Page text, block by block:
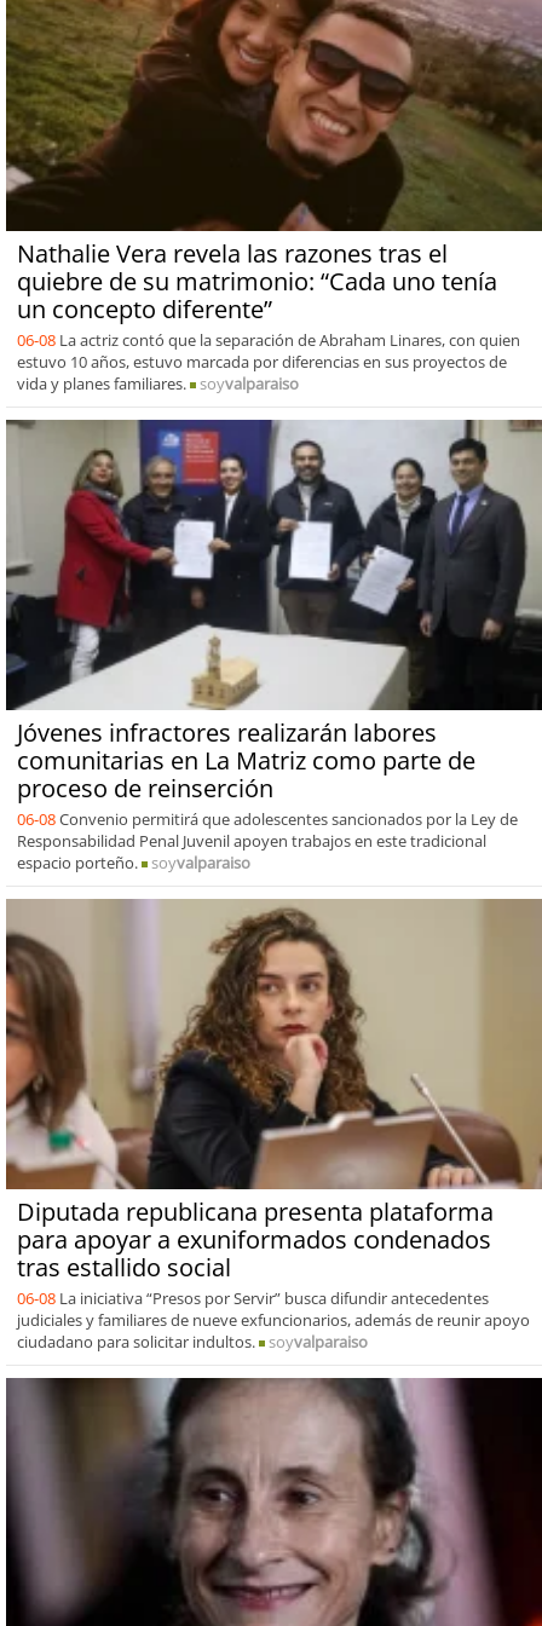
Nathalie Vera revela las razones tras el
quiebre de su matrimonio: “Cada uno tenía
un concepto diferente”
06-08 La actriz contó que la separación de Abraham Linares, con quien
estuvo 10 años, estuvo marcada por diferencias en sus proyectos de
vida y planes familiares.
soyvalparaiso
Jóvenes infractores realizarán labores
comunitarias en La Matriz como parte de
proceso de reinserción
06-08Convenio permitirá que adolescentes sancionados por la Ley de
Responsabilidad Penal Juvenil apoyen trabajos en este tradicional
espacio porteño.
soyvalparaiso
Diputada republicana presenta plataforma
para apoyar a exuniformados condenados
tras estallido social
06-08 La iniciativa “Presos por Servir” busca difundir antecedentes
judiciales y familiares de nueve exfuncionarios, además de reunir apoyo
ciudadano para solicitar indultos.
soyvalparaiso